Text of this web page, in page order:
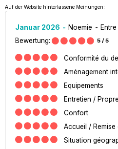
Auf der Website hinterlassene Meinungen:
Januar 2026 Noemie
Bewertung:
5 / 5
Conformité du
Aménagement
Equipements
Entretien /
Confort
Accueil / Remise
Situation